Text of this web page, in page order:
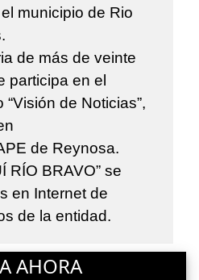
municipio de Rio
de más de veinte
participa en el
de Noticias”,
de Reynosa.
RÍO BRAVO” se
en Internet de
de la entidad.
AHORA